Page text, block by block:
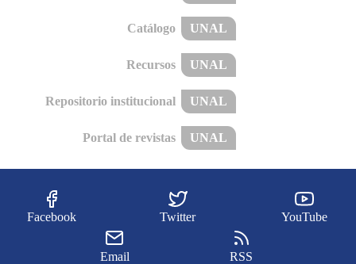
Catálogo UNAL
Recursos UNAL
Repositorio institucional UNAL
Portal de revistas UNAL
Facebook Twitter YouTube
Email RSS